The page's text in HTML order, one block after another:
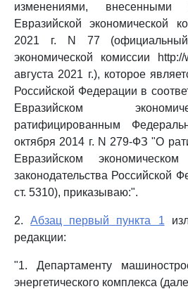
изменениями,
Евразийской экономической
2021 г. N 77 (официальный
экономической комиссии
августа 2021 г.), которое
Российской Федерации в
Евразийском
ратифицированным
октября 2014 г. N 279-ФЗ "О
Евразийском
законодательства Российской
ст. 5310), приказываю:".
2.Абзац первый пункта 1
редакции:
"1. Департаменту
энергетического комплекса